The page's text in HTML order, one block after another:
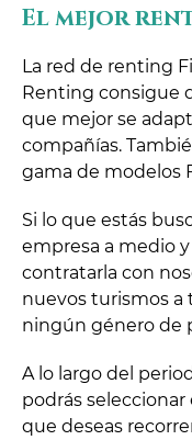
El mejor
La red de renting
Renting consigue
que mejor se
compañías.
gama de modelos
Si lo que estás
empresa a medio
contratarla con
nuevos turismos a
ningún género de
A lo largo del
podrás
que deseas